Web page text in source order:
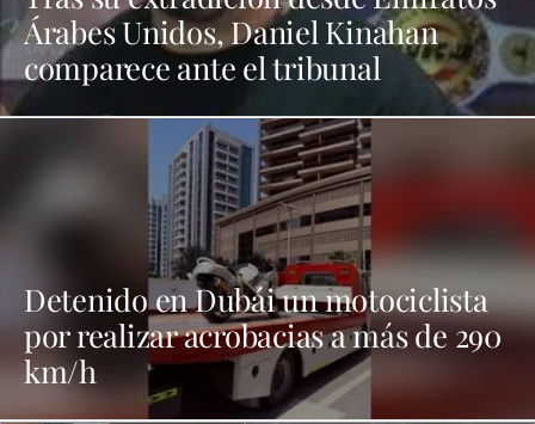
Árabes Unidos, Daniel Kinahan
comparece ante el tribunal
Detenido en Dubái un motociclista
por realizar acrobacias a más de 290
km/h